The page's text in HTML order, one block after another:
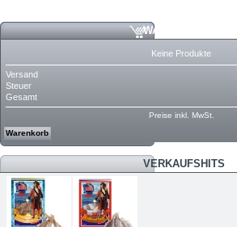
WARENKORB
Keine Produkte
Versand
Steuer
Gesamt
Preise inkl. MwSt.
Warenkorb
VERKAUFSHITS